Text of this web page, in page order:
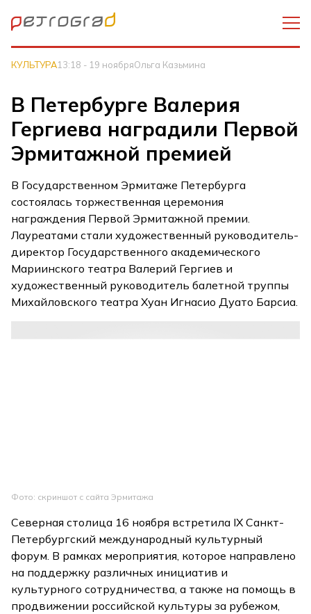
КУЛЬТУРА13:18 - 19 ноябряОльга Казьмина
В Петербурге Валерия
Гергиева наградили Первой
Эрмитажной премией
В Государственном Эрмитаже Петербурга
состоялась торжественная церемония
награждения Первой Эрмитажной премии.
Лауреатами стали художественный руководитель-
директор Государственного академического
Мариинского театра Валерий Гергиев и
художественный руководитель балетной труппы
Михайловского театра Хуан Игнасио Дуато Барсиа.
Фото: скриншот с сайта Эрмитажа
Северная столица 16 ноября встретила IX Санкт-
Петербургский международный культурный
форум. В рамках мероприятия, которое направлено
на поддержку различных инициатив и
культурного сотрудничества, а также на помощь в
продвижении российской культуры за рубежом,